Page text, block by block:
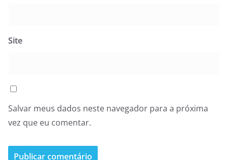
Site
Salvar meus dados neste navegador para a próxima
vez que eu comentar.